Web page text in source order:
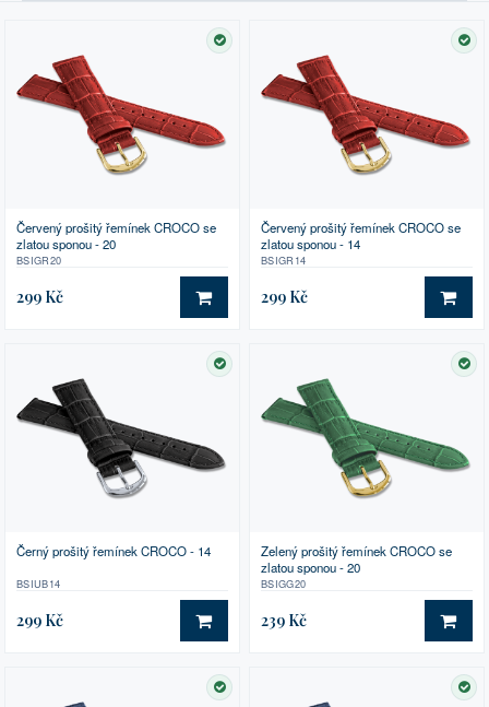
SKLADEM
Červený prošitý řemínek CROCO se
zlatou sponou - 20
BSIGR20
299 Kč DO KOŠÍKU
Červený prošitý řemínek CROCO se
zlatou sponou - 14
BSIGR14
299 Kč DO
SKLADEM
Černý prošitý řemínek CROCO - 14
BSIUB14
299 Kč DO KOŠÍKU
Zelený prošitý řemínek CROCO se
zlatou sponou - 20
BSIGG20
239 Kč DO
SKLADEM